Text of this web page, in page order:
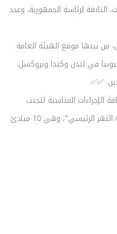
لرئاسة الجمهورية، وعدد
بينها موقع الهيئة العامة
في لندن وكندا وبروكسل،
✅✅
الإجراءات المناسبة لتجنب
التسبب في ضرر خلال استخدامها للنيل الأزرق/ النهر الرئيسي”، وهي 10 مبادئ